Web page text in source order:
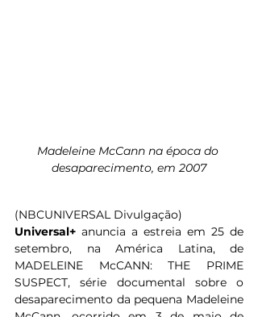
Madeleine McCann na época do
desaparecimento, em 2007
(NBCUNIVERSAL Divulgação)
Universal+ anuncia a estreia em 25 de
setembro, na América Latina, de
MADELEINE McCANN: THE PRIME
SUSPECT, série documental sobre o
desaparecimento da pequena Madeleine